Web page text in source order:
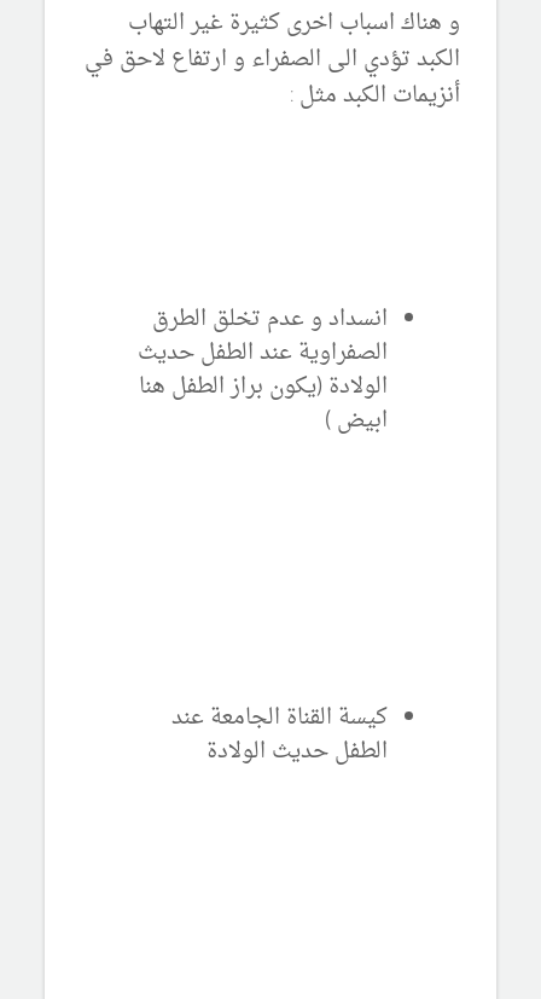
و هناك اسباب اخرى كثيرة غير التهاب
الكبد تؤدي الى الصفراء و ارتفاع لاحق في
أنزيمات الكبد مثل :
انسداد و عدم تخلق الطرق
الصفراوية عند الطفل حديث
الولادة (يكون براز الطفل هنا
ابيض )
كيسة القناة الجامعة عند
الطفل حديث الولادة